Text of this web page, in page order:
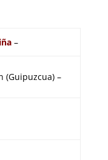
–
(Guipuzcua) –